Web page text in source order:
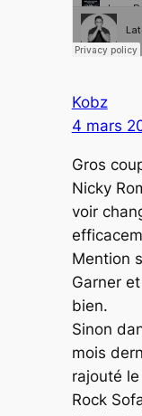
Kobz
4 mars
Gros
Nicky
voir
Mention
Garner
bien.
Sinon
mois
rajouté
Rock